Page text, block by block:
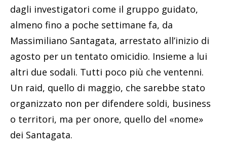
dagli investigatori come il gruppo guidato,
almeno fino a poche settimane fa, da
Massimiliano Santagata, arrestato all’inizio di
agosto per un tentato omicidio. Insieme a lui
altri due sodali. Tutti poco più che ventenni.
Un raid, quello di maggio, che sarebbe stato
organizzato non per difendere soldi, business
o territori, ma per onore, quello del «nome»
dei Santagata.